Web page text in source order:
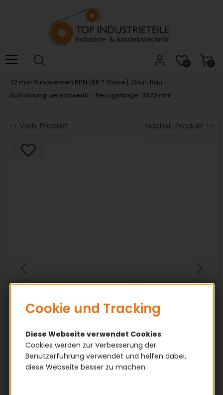
das
Barrierefreiheitsmenü
0
0
12 mm Rundriemen RPN (88 ° Shore), Grün, Rau -
Ausführung: verschweißt - Bezugslänge: 3620 mm
<< Vorh. Produkt Nächst. Produkt >>
Cookie und Tracking
Diese Webseite verwendet Cookies
Cookies werden zur Verbesserung der
Benutzerführung verwendet und helfen dabei,
diese Webseite besser zu machen.